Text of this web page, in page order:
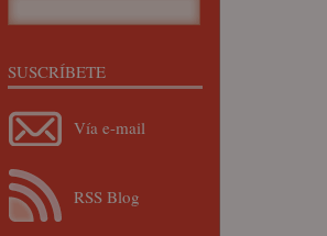
SUSCRÍBETE
Vía e-mail
RSS Blog